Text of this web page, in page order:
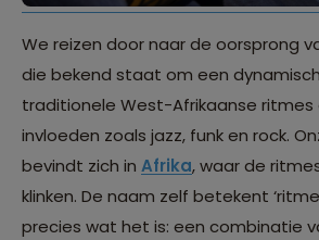
We reizen door naar de oorsprong
die bekend staat om een
traditionele West-Afrikaanse ritmes
invloeden zoals jazz, funk en rock.
bevindt zich in Afrika, waar de
klinken. De naam zelf betekent
precies wat het is: een combinatie